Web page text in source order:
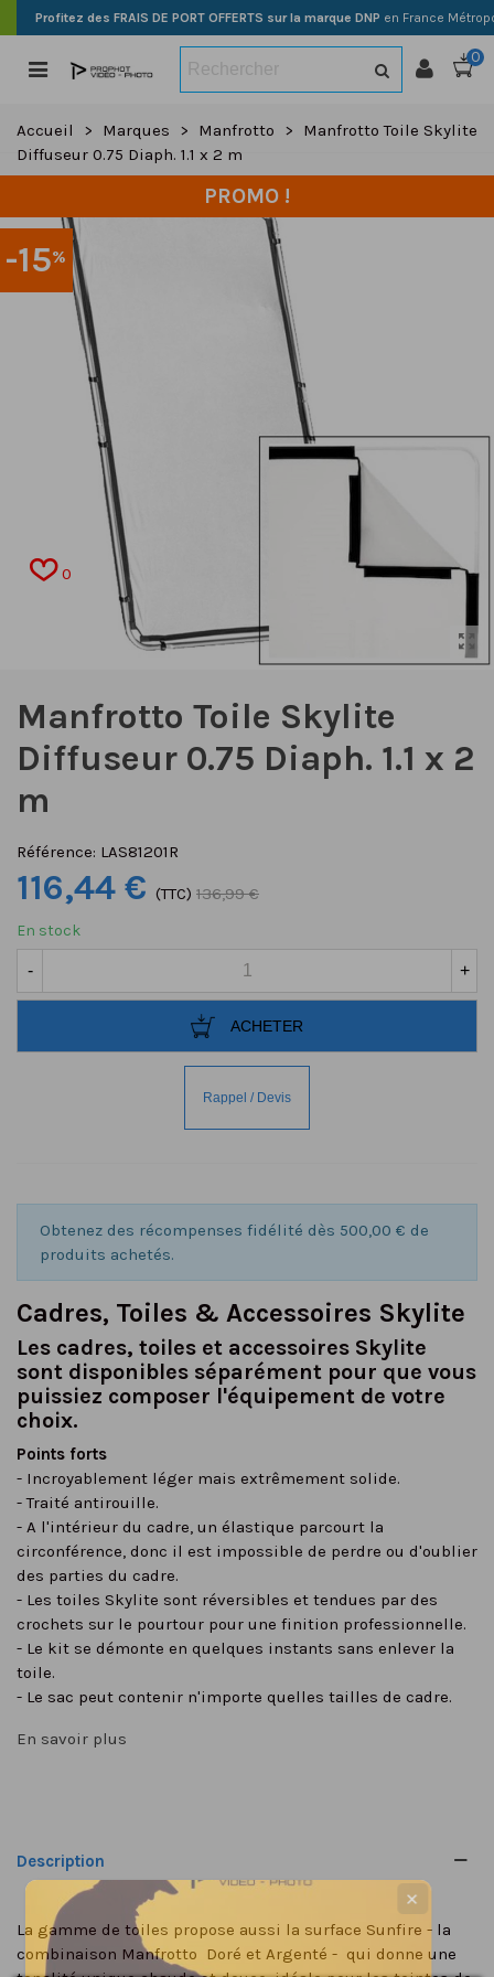
Profitez des FRAIS DE PORT OFFERTS sur la marque DNP en France
0
Accueil > Marques > Manfrotto >
Manfrotto Toile Skylite
Diffuseur 0.75 Diaph. 1.1 x 2 m
-15%
PROMO !
0
Manfrotto Toile Skylite
Diffuseur 0.75 Diaph. 1.1 x 2
m
Référence: LAS81201R
116,44 € (TTC) 136,99 €
En stock
- +
ACHETER
Obtenez des récompenses fidélité dès 500,00 € de
produits achetés.
Cadres, Toiles & Accessoires Skylite
Les cadres, toiles et accessoires Skylite
sont disponibles séparément pour que vous
puissiez composer l'équipement de votre
choix.
Points forts
- Incroyablement léger mais extrêmement solide.
- Traité antirouille.
- A l'intérieur du cadre, un élastique parcourt la
circonférence, donc il est impossible de perdre ou d'oublier
des parties du cadre.
- Les toiles Skylite sont réversibles et tendues par des
crochets sur le pourtour pour une finition professionnelle.
- Le kit se démonte en quelques instants sans enlever la
toile.
- Le sac peut contenir n'importe quelles tailles de cadre.
En savoir plus
Description
La gamme de toiles propose aussi la surface Sunfire - la
combinaison Manfrotto Doré et Argenté - qui donne une